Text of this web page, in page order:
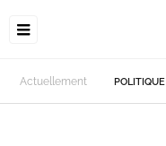
Actuellement POLITIQUE